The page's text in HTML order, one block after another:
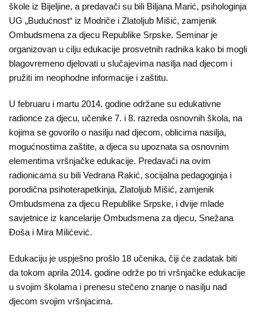
Javni
pozivi
English
Kontakt
škole iz Bijeljine, a predavači su bili Biljana Marić, psihologinja
UG „Budućnost“ iz Modriče i Zlatoljub Mišić, zamjenik
Ombudsmena za djecu Republike Srpske. Seminar je
organizovan u cilju edukacije prosvetnih radnika kako bi mogli
blagovremeno djelovati u slučajevima nasilja nad djecom i
pružiti im neophodne informacije i zaštitu.
U februaru i martu 2014. godine održane su edukativne
radionce za djecu, učenike 7. i 8. razreda osnovnih škola, na
kojima se govorilo o nasilju nad djecom, oblicima nasilja,
mogućnostima zaštite, a djeca su upoznata sa osnovnim
elementima vršnjačke edukacije. Predavači na ovim
radionicama su bili Vedrana Rakić, socijalna pedagoginja i
porodična psihoterapetkinja, Zlatoljub Mišić, zamjenik
Ombudsmena za djecu Republike Srpske, i dvije mlade
savjetnice iz kancelarije Ombudsmena za djecu, Snežana
Đoša i Mira Milićević.
Edukaciju je uspješno prošlo 18 učenika, čiji će zadatak biti
da tokom aprila 2014. godine održe po tri vršnjačke edukacije
u svojim školama i prenesu stečeno znanje o nasilju nad
djecom svojim vršnjacima.